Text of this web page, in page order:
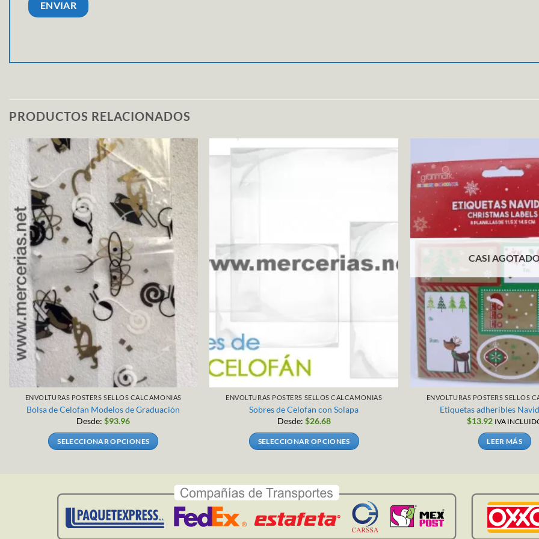
PRODUCTOS RELACIONADOS
ENVOLTURAS POSTERS SELLOS CALCAMONIAS
Bolsa de Celofan Modelos de Graduación
Desde:$93.96
SELECCIONAR OPCIONES
múltiples
variantes.
Las
ENVOLTURAS POSTERS SELLOS CALCAMONIAS
Sobres de Celofan con Solapa
Desde: $26.68
SELECCIONAR OPCIONES
tiene
múltiples
variantes.
Las
CASI
ENVOLTURAS POSTERS SELLOS
Etiquetas adheribles
$13.92 IVA
LEER MÁS